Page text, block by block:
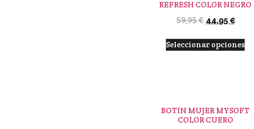
REFRESH COLOR NEGRO
59,95€ 44,95€
Seleccionar opciones
BOTIN MUJER MYSOFT
COLOR CUERO